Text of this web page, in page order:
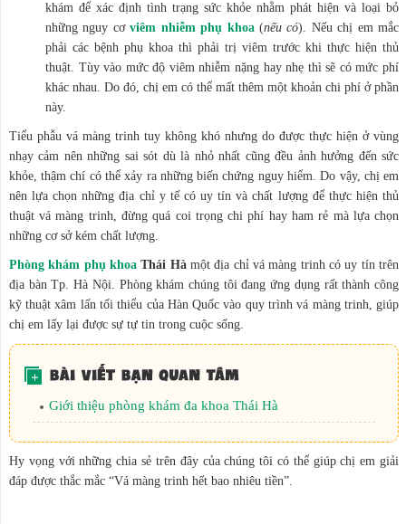
khám để xác định tình trạng sức khỏe nhằm phát hiện và loại bỏ
những nguy cơviêm nhiễm phụ khoa(nếu có). Nếu chị em mắc
phải các bệnh phụ khoa thì phải trị viêm trước khi thực hiện thủ
thuật. Tùy vào mức độ viêm nhiễm nặng hay nhẹ thì sẽ có mức phí
khác nhau. Do đó, chị em có thể mất thêm một khoản chi phí ở phần
này.
Tiểu phẫu vá màng trinh tuy không khó nhưng do được thực hiện ở vùng
nhạy cảm nên những sai sót dù là nhỏ nhất cũng đều ảnh hưởng đến sức
khỏe, thậm chí có thể xảy ra những biến chứng nguy hiểm. Do vậy, chị em
nên lựa chọn những địa chỉ y tế có uy tín và chất lượng để thực hiện thủ
thuật vá màng trinh, đừng quá coi trọng chi phí hay ham rẻ mà lựa chọn
những cơ sở kém chất lượng.
Phòng khám phụ khoaThái Hàmột địa chỉ vá màng trinh có uy tín trên
địa bàn Tp. Hà Nội. Phòng khám chúng tôi đang ứng dụng rất thành công
kỹ thuật xâm lấn tối thiểu của Hàn Quốc vào quy trình vá màng trinh, giúp
chị em lấy lại được sự tự tin trong cuộc sống.
Giới thiệu phòng khám đa khoa Thái Hà
Hy vọng với những chia sẻ trên đây của chúng tôi có thể giúp chị em giải
đáp được thắc mắc “Vá màng trinh hết bao nhiêu tiền”.